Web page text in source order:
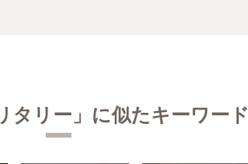
タリー」に似たキーワード